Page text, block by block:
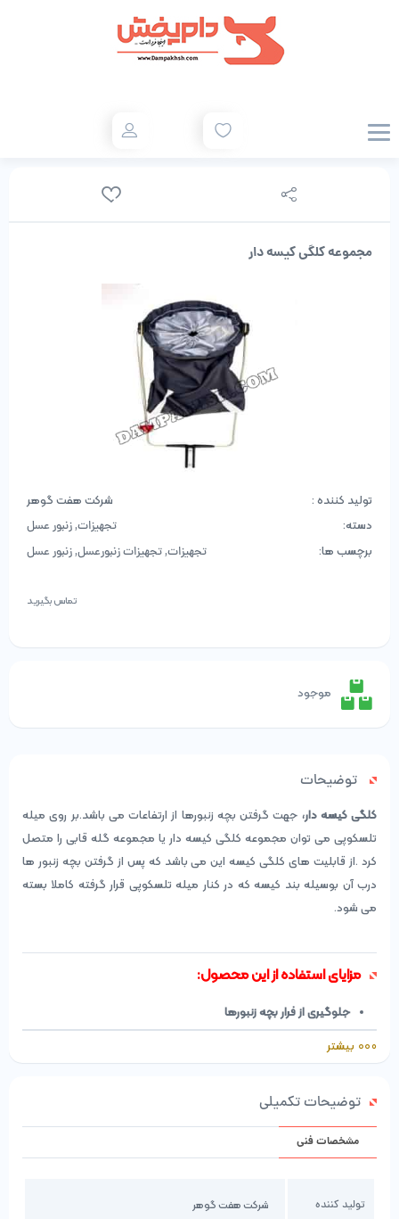
مجموعه کلگی کیسه دار
تولید کننده :
شرکت هفت گوهر
دسته:
تجهیزات,زنبور عسل
برچسب ها:
تجهیزات,تجهیزات زنبورعسل,زنبور عسل
تماس بگیرید
موجود
توضیحات
کلگی کیسه دار، جهت گرفتن بچه زنبورها از ارتفاعات می باشد.بر روی میله
تلسکوپی می توان مجموعه کلگی کیسه دار یا مجموعه گله قابی را متصل
کرد .از قابلیت های کلگی کیسه این می باشد که پس از گرفتن بچه زنبور ها
درب آن بوسیله بند کیسه که در کنار میله تلسکوپی قرار گرفته کاملا بسته
می شود.
مزایای استفاده از این محصول:
جلوگیری از فرار بچه زنبورها
استفاده در شرایط سخت دسترسی به کندو
محکم و بادوام
کیسه قابل شستوشو
بیشتر
توضیحات تکمیلی
مشخصات فنی
تولید کننده شرکت هفت گوهر